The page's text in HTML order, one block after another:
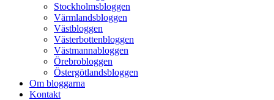
Stockholmsbloggen
Värmlandsbloggen
Västbloggen
Västerbottenbloggen
Västmannabloggen
Örebrobloggen
Östergötlandsbloggen
Om bloggarna
Kontakt